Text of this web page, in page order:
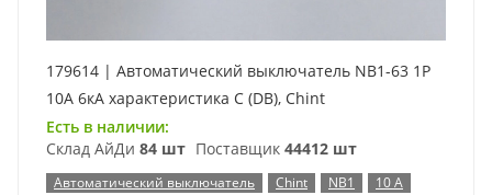
179614 | Автоматический выключатель NB1-63 1P
10А 6кА характеристика C (DB), Chint
Есть в наличии:
Склад АйДи 84 шт Поставщик 44412 шт
Автоматический выключатель Chint NB1
10 А